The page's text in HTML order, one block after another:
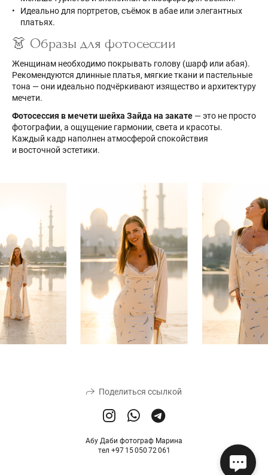
Идеально для портретов, съёмок в абае или элегантных
платьях.
👗 Образы для фотосессии
Женщинам необходимо покрывать голову (шарф или абая).
Рекомендуются длинные платья, мягкие ткани и пастельные
тона — они идеально подчёркивают изящество и архитектуру
мечети.
Фотосессия в мечети шейха Зайда на закате — это не просто
фотографии, а ощущение гармонии, света и красоты.
Каждый кадр наполнен атмосферой спокойствия
и восточной эстетики.
Поделиться ссылкой
Абу Даби фотограф Марина
тел +97 15 050 72 061